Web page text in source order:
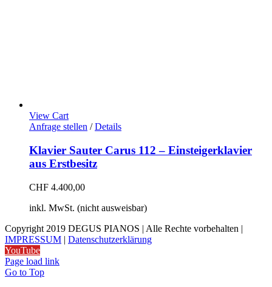
View Cart
Anfrage stellen / Details
Klavier Sauter Carus 112 – Einsteigerklavier
aus Erstbesitz
CHF 4.400,00
inkl. MwSt. (nicht ausweisbar)
Copyright 2019 DEGUS PIANOS | Alle Rechte vorbehalten |
IMPRESSUM | Datenschutzerklärung
YouTube
Page load link
Go to Top